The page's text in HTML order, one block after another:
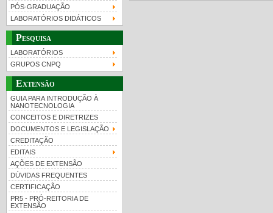
PÓS-GRADUAÇÃO
LABORATÓRIOS DIDÁTICOS
Pesquisa
LABORATÓRIOS
GRUPOS CNPQ
Extensão
GUIA PARA INTRODUÇÃO À
NANOTECNOLOGIA
CONCEITOS E DIRETRIZES
DOCUMENTOS E LEGISLAÇÃO
CREDITAÇÃO
EDITAIS
AÇÕES DE EXTENSÃO
DÚVIDAS FREQUENTES
CERTIFICAÇÃO
PR5 - PRÓ-REITORIA DE
EXTENSÃO